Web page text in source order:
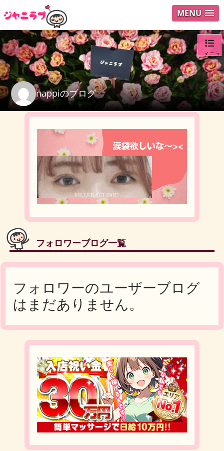
MENU
nappiのブログ
メニュ
ログイ
フォロワーブログ一覧
フォロワーのユーザーブログ
はまだありません。